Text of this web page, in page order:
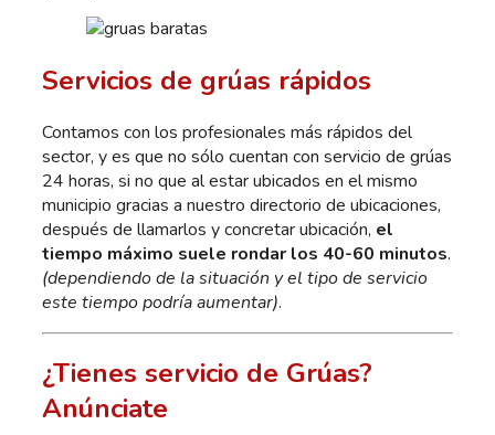
Servicios de grúas rápidos
Contamos con los profesionales más rápidos del
sector, y es que no sólo cuentan con servicio de grúas
24 horas, si no que al estar ubicados en el mismo
municipio gracias a nuestro directorio de ubicaciones,
después de llamarlos y concretar ubicación, el
tiempo máximo suele rondar los 40-60 minutos.
(dependiendo de la situación y el tipo de servicio
este tiempo podría aumentar).
¿Tienes servicio de Grúas?
Anúnciate